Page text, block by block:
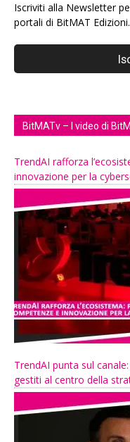
Iscriviti alla Newsletter
portali di BitMAT Edizioni.
BitMATv – I video di
TrendAI rafforza
innovazione per la
TrendAI punta sul
gestiti al centro della